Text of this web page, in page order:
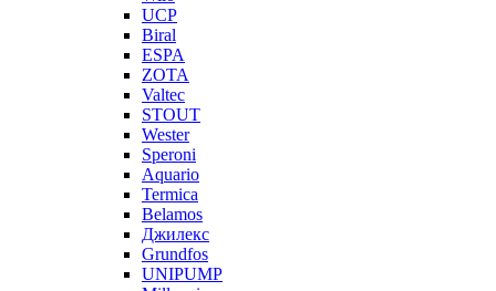
UCP
Biral
ESPA
ZOTA
Valtec
STOUT
Wester
Speroni
Aquario
Termica
Belamos
Джилекс
Grundfos
UNIPUMP